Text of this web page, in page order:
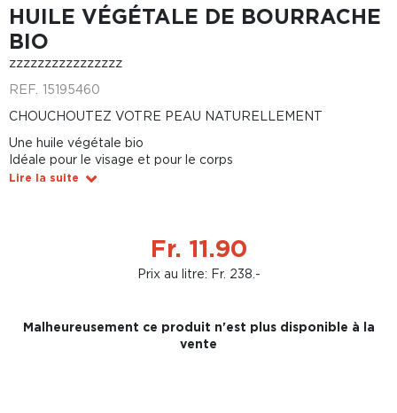
HUILE VÉGÉTALE DE BOURRACHE
BIO
zzzzzzzzzzzzzzzz
REF. 15195460
CHOUCHOUTEZ VOTRE PEAU NATURELLEMENT
Une huile végétale bio
Idéale pour le visage et pour le corps
Lire la suite
Fr. 11.90
Prix au litre: Fr. 238.-
Malheureusement ce produit n'est plus disponible à la
vente